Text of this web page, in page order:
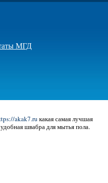
МГД
akak7.ru какая самая лучшая
швабра для мытья пола.